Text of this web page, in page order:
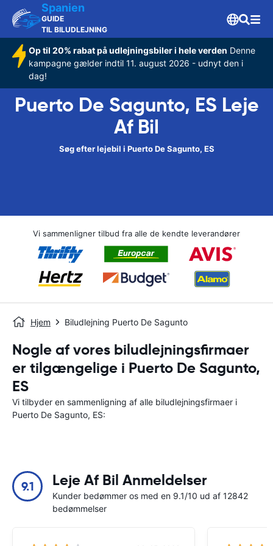
Spanien
GUIDE
TIL BILUDLEJNING
Op til 20% rabat på udlejningsbiler i hele verden Denne
kampagne gælder indtil 11. august 2026 - udnyt den i
dag!
Puerto De Sagunto, ES Leje
Af Bil
Søg efter lejebil i Puerto De Sagunto, ES
Vi sammenligner tilbud fra alle de kendte leverandører
Hjem Biludlejning Puerto De Sagunto
Nogle af vores biludlejningsfirmaer
er tilgængelige i Puerto De Sagunto,
ES
Vi tilbyder en sammenligning af alle biludlejningsfirmaer i
Puerto De Sagunto, ES:
9.1 Leje Af Bil Anmeldelser
Kunder bedømmer os med en 9.1/10 ud af 12842
bedømmelser